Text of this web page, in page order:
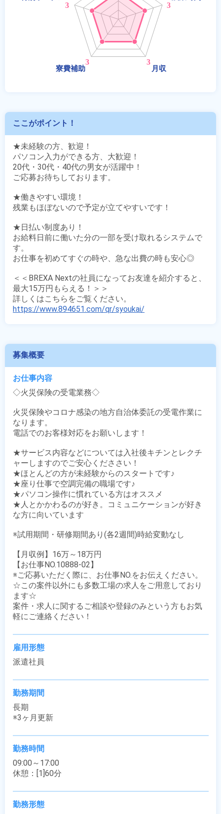
ここがポイント！
★未経験の方、歓迎！
パソコン入力ができる方、大歓迎！
20代・30代・40代の男女が活躍中！
ご応募お待ちしております。
★働きやすい環境！
残業もほぼないので予定が立てやすいです！
★日払い制度あり！
お給料日前に働いた分の一部を受け取れるシステムで
す。
お仕事を初めてすぐの時や、急な出費の時も安心◎
＜＜BREXA Nextの社員になってお友達を紹介すると、
最大15万円もらえる！＞＞
https://www.894651.com/qr/syoukai/
募集概要
お仕事内容
◇火災保険の受電業務◇
火災保険やコロナ感染の地方自治体委託の受電作業に
なります。
電話でのお客様対応をお願いします！
★サービス内容などについては入社後キチンとレクチ
ャーしますのでご安心くだささい！
★ほとんどの方が未経験からのスタートです♪
★座り仕事で空調完備の職場です♪
★パソコン操作に慣れている方はオススメ
★人とかかわるのが好き。コミュニケーションが好き
な方に向いています
※試用期間・研修期間あり(各2週間)時給変動なし
【月収例】16万～18万円
【お仕事NO.10888-02】
※ご応募いただく際に、お仕事NO.をお伝えください。
☆この案件以外にも多数工場の求人をご用意しており
ます☆
案件・求人に関するご相談や登録のみという方もお気
軽にご連絡ください！
雇用形態
派遣社員
勤務期間
長期
※3ヶ月更新
勤務時間
09:00～17:00
休憩：[1]60分
勤務形態